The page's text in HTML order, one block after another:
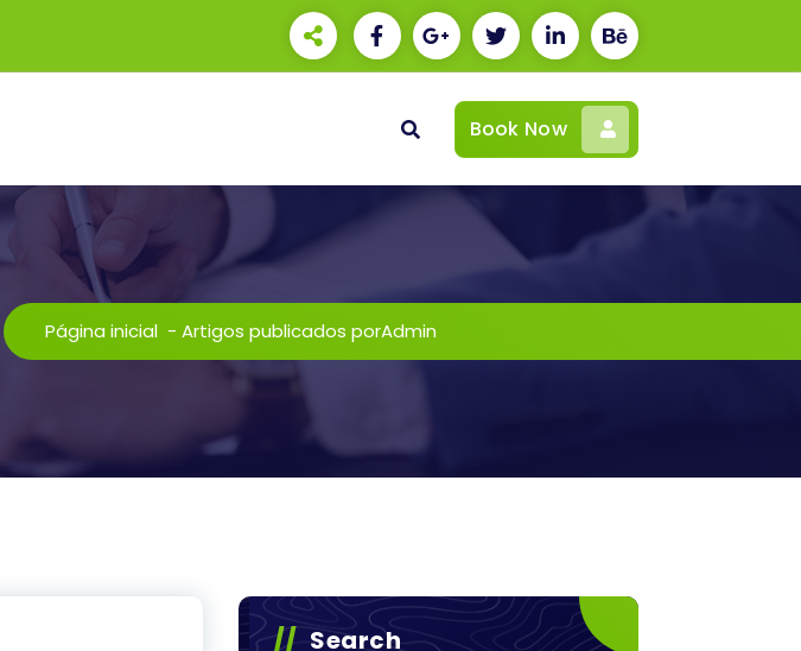
Book Now
Página inicial - Artigos publicados porAdmin
Search